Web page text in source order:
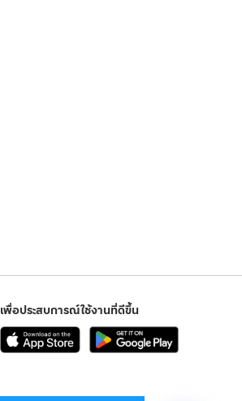
เพื่อประสบการณ์ใช้งานที่ดีขึ้น